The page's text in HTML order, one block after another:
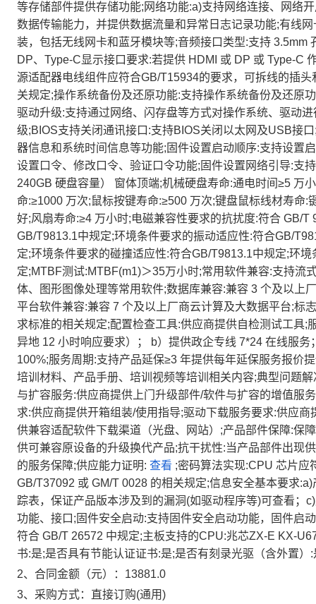
等存储部件提供存储功能;网络功能:a)支持网络连接、网络
数据传输能力，并提供数据流量和异常日志记录功能;有线
装，包括无线网卡和蓝牙模块等;音频接口类型:支持
DP、Type-C显示接口要求:若提供 HDMI 或 DP 或 Type-C
源适配器电线组件应符合GB/T15934的要求，可拆线的插
关规定;操作系统备份及还原功能:支持操作系统备份及还原
驱动升级:支持通过网络、闪存盘等方式对操作系统、驱动
级;BIOS支持关闭通讯接口:支持BIOS关闭以太网及USB接
器信息和系统时间信息等功能;固件设置启动顺序:支持设置
设置口令、修改口令、验证口令功能;固件设置网络引导:支
240GB 硬盘容量） 窗体顶端;机械硬盘寿命:通电时间≥5 万
命:≥1000 万次;鼠标按键寿命:≥500 万次;键盘鼠标线材寿命
好;风扇寿命:≥4 万小时;电磁兼容性要求的抗扰度:符合 GB/
GB/T9813.1中规定;环境条件要求的振动适应性:符合GB/
定;环境条件要求的碰撞适应性:符合GB/T9813.1中规定;环
定;MTBF测试:MTBF(m1)＞35万小时;常用软件兼容:支持流
体、图形图像处理等常用软件;数据库兼容:兼容 3 个及以上
平台软件兼容:兼容 7 个及以上厂商云计算及大数据平台;标
求标准的相关规定;配置检查工具:供应商提供自检测试工具
异地 12 小时响应要求）； b）提供政企专线 7*24 在线服
100%;服务周期:支持产品延保≥3 年提供每年延保服务报价
培训材料、产品手册、培训视频等培训相关内容;典型问题
与扩容服务:供应商提供上门升级部件/软件与扩容的增值服
求:供应商提供开箱组装/使用指导;驱动下载服务要求:供应
供兼容适配软件下载渠道（光盘、网站）;产品部件保障:保
供可兼容原设备的升级换代产品;抗干扰性:当产品部件出现
的服务保障;供应能力证明: 查看 ;密码算法实现:CPU 芯片应
GB/T37092 或 GM/T 0028 的相关规定;信息安全基本要求
踪表，保证产品版本涉及到的漏洞(如驱动程序等)可查看；
功能、接口;固件安全启动:支持固件安全启动功能，固件启
符合 GB/T 26572 中规定;主板支持的CPU:兆芯ZX-E KX-
书:是;是否具有节能认证证书:是;是否有刻录光驱（含外置）:
2、合同金额（元）：13881.0
3、采购方式：直接订购(通用)